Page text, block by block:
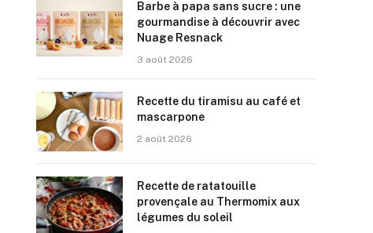
Barbe à papa sans sucre : une
gourmandise à découvrir avec
Nuage Resnack
3 août 2026
Recette du tiramisu au café et
mascarpone
2 août 2026
Recette de ratatouille
provençale au Thermomix aux
légumes du soleil